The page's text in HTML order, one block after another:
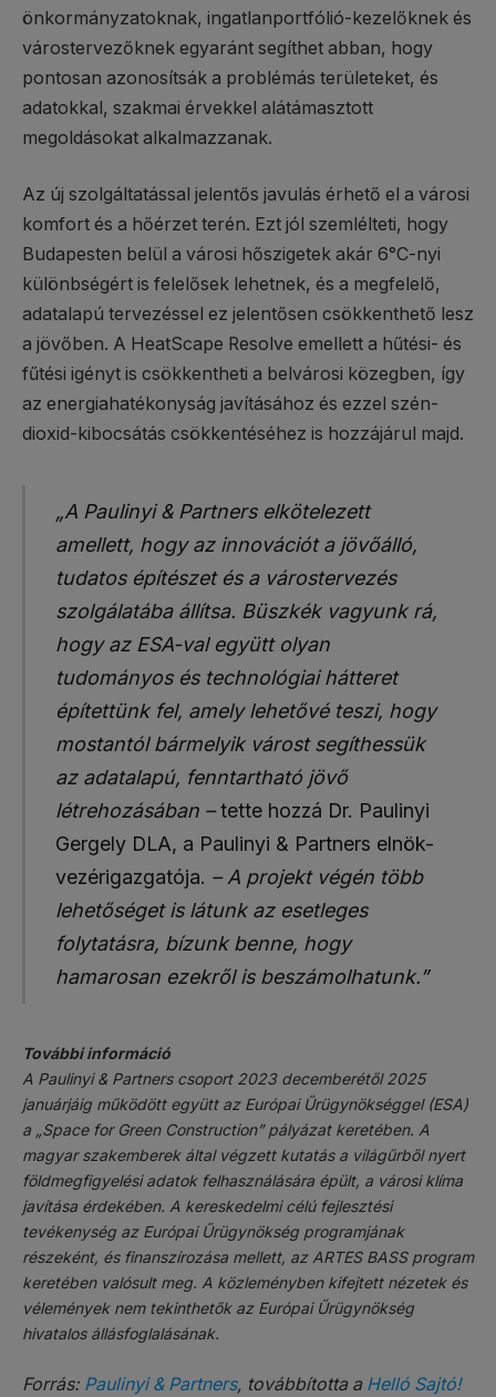
önkormányzatoknak, ingatlanportfólió-kezelőknek és
várostervezőknek egyaránt segíthet abban, hogy
pontosan azonosítsák a problémás területeket, és
adatokkal, szakmai érvekkel alátámasztott
megoldásokat alkalmazzanak.
Az új szolgáltatással jelentős javulás érhető el a városi
komfort és a hőérzet terén. Ezt jól szemlélteti, hogy
Budapesten belül a városi hőszigetek akár 6°C-nyi
különbségért is felelősek lehetnek, és a megfelelő,
adatalapú tervezéssel ez jelentősen csökkenthető lesz
a jövőben. A HeatScape Resolve emellett a hűtési- és
fűtési igényt is csökkentheti a belvárosi közegben, így
az energiahatékonyság javításához és ezzel szén-
dioxid-kibocsátás csökkentéséhez is hozzájárul majd.
„A Paulinyi & Partners elkötelezett
amellett, hogy az innovációt a jövőálló,
tudatos építészet és a várostervezés
szolgálatába állítsa. Büszkék vagyunk rá,
hogy az ESA-val együtt olyan
tudományos és technológiai hátteret
építettünk fel, amely lehetővé teszi, hogy
mostantól bármelyik várost segíthessük
az adatalapú, fenntartható jövő
létrehozásában –tette hozzá Dr. Paulinyi
Gergely DLA, a Paulinyi & Partners elnök-
vezérigazgatója. – A projekt végén több
lehetőséget is látunk az esetleges
folytatásra, bízunk benne, hogy
hamarosan ezekről is beszámolhatunk.”
További információ
A Paulinyi & Partners csoport 2023 decemberétől 2025
januárjáig működött együtt az Európai Űrügynökséggel (ESA)
a „Space for Green Construction”pályázat keretében. A
magyar szakemberek által végzett kutatás a világűrből nyert
földmegfigyelési adatok felhasználására épült, a városi klíma
javítása érdekében. A kereskedelmi célú fejlesztési
tevékenység az Európai Űrügynökség programjának
részeként, és finanszírozása mellett, az ARTES BASS program
keretében valósult meg. A közleményben kifejtett nézetek és
vélemények nem tekinthetők az Európai Űrügynökség
hivatalos állásfoglalásának.
Forrás: Paulinyi & Partners, továbbította a Helló Sajtó!